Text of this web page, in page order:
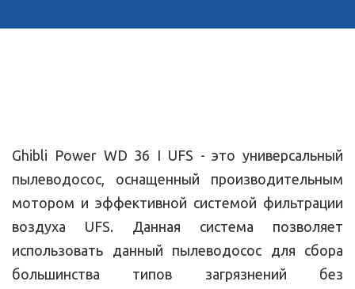
Ghibli Power WD 36 I UFS - это универсальный
пылеводосос, оснащенный производительным
мотором и эффективной системой фильтрации
воздуха UFS. Данная система позволяет
использовать данный пылеводосос для сбора
большинства типов загрязнений без